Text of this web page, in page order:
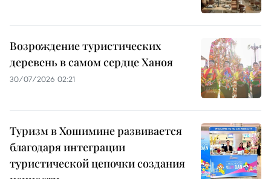
Возрождение туристических
деревень в самом сердце Ханоя
30/07/2026 02:21
Туризм в Хошимине развивается
благодаря интеграции
туристической цепочки создания